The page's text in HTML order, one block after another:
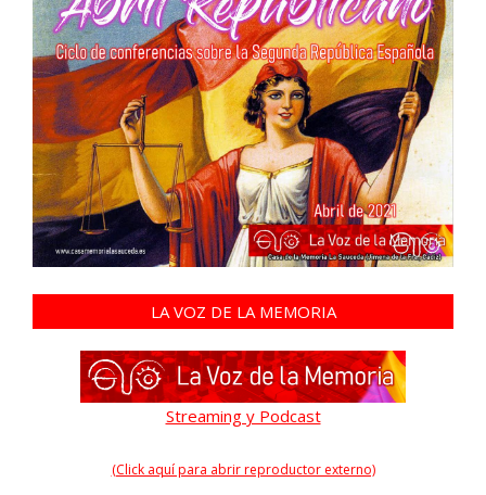
LA VOZ DE LA MEMORIA
Streaming y Podcast
(Click aquí para abrir reproductor externo)